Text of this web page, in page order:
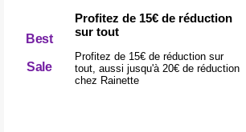
Best
Sale
Profitez de 15€ de réduction
sur tout
Profitez de 15€ de réduction sur
tout, aussi jusqu'à 20€ de réduction
chez Rainette